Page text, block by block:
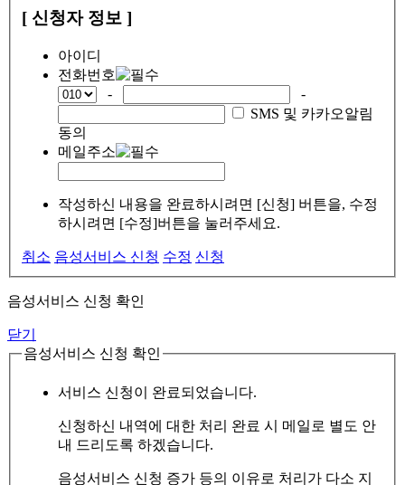
[ 신청자 정보 ]
아이디
전화번호
-
-
SMS 및 카카오알림
동의
메일주소
작성하신 내용을 완료하시려면 [신청] 버튼을, 수정
하시려면 [수정]버튼을 눌러주세요.
취소 음성서비스 신청 수정 신청
음성서비스 신청 확인
닫기
음성서비스 신청 확인
서비스 신청이 완료되었습니다.
신청하신 내역에 대한 처리 완료 시 메일로 별도 안
내 드리도록 하겠습니다.
음성서비스 신청 증가 등의 이유로 처리가 다소 지